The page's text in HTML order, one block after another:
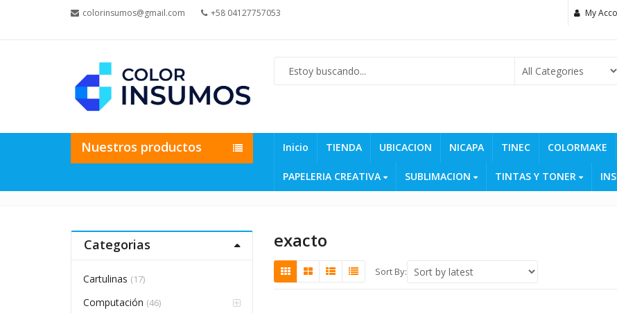
colorinsumos@gmail.com +58 04127757053 My
Nuestros productos Inicio TIENDA UBICACION NICAPA TINEC COLORMAKE
PAPELERIA CREATIVA SUBLIMACION TINTAS Y TONER
exacto
Sort By:
Categorias
Cartulinas (17)
Computación (46)